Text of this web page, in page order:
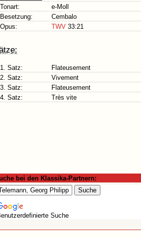
Tonart:
e-Moll
Besetzung:
Cembalo
Opus:
TWV 33:21
1. Satz:
Flateusement
2. Satz:
Vivement
3. Satz:
Flateusement
4. Satz:
Très vite
bei den Klassika-Partnern:
Suche